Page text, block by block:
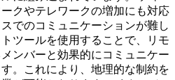
クやテレワークの増加にも対応
でのコミュニケーションが難し
ツールを使用することで、リモ
ンバーと効果的にコミュニケー
。これにより、地理的な制約を